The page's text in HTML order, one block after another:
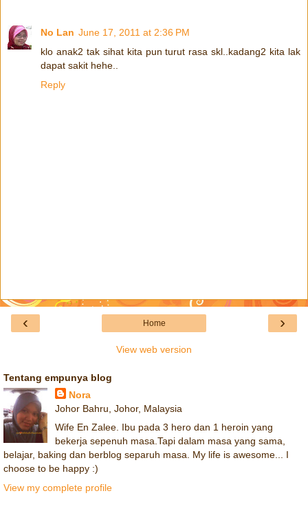
No Lan June 17, 2011 at 2:36 PM
klo anak2 tak sihat kita pun turut rasa skl..kadang2 kita lak
dapat sakit hehe..
Reply
‹ ›
Home
View web version
Tentang empunya blog
Nora
Johor Bahru, Johor, Malaysia
Wife En Zalee. Ibu pada 3 hero dan 1 heroin yang
bekerja sepenuh masa.Tapi dalam masa yang sama,
belajar, baking dan berblog separuh masa. My life is awesome... I
choose to be happy :)
View my complete profile